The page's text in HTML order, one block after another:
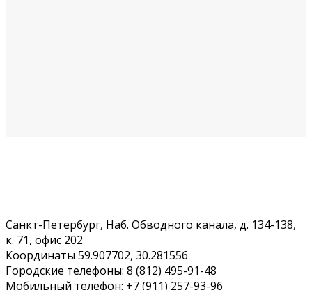
Санкт-Петербург, Наб. Обводного канала, д. 134-138,
к. 71, офис 202
Координаты 59.907702, 30.281556
Городские телефоны: 8 (812) 495-91-48
Мобильный телефон: +7 (911) 257-93-96